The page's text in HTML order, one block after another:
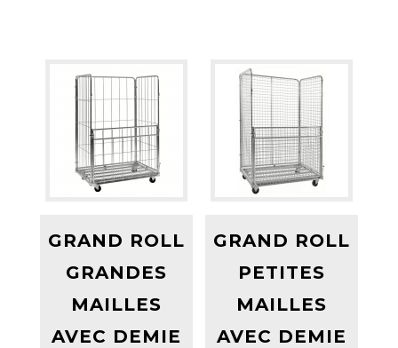
GRAND ROLL
GRANDES
MAILLES
AVEC DEMIE
GRAND ROLL
PETITES
MAILLES
AVEC DEMIE